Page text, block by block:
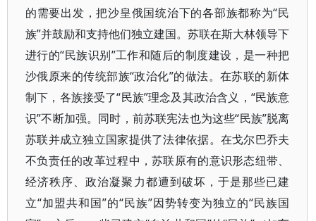
的需要出发，把沙皇俄国统治下的各部族都称为“民
族”并鼓励和支持他们独立建国。苏联在斯大林领导下
进行的“民族识别”工作和随后的制度建设，是一种把
沙俄原来的传统部族“政治化”的做法。在苏联的新体
制下，各族接受了“民族”理念及其政治含义，“民族意
识”不断加强。同时，前苏联宪法也为这些“民族”脱离
苏联并成立独立国家提供了法律依据。在戈尔巴乔夫
不负责任的改革过程中，苏联原有的意识形态纽带、
经济秩序、政治凝聚力都遭到破坏，于是那些已建
立“加盟共和国”的“民族”因势转变为独立的“民族国